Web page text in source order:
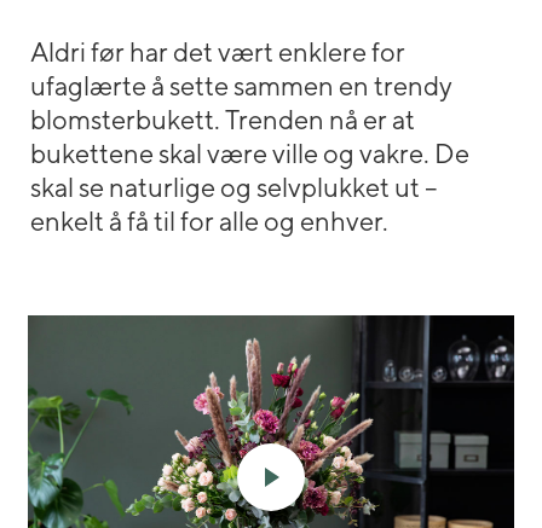
Aldri før har det vært enklere for
ufaglærte å sette sammen en trendy
blomsterbukett. Trenden nå er at
bukettene skal være ville og vakre. De
skal se naturlige og selvplukket ut –
enkelt å få til for alle og enhver.